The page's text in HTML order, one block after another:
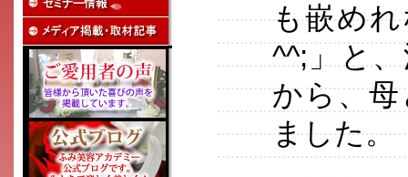
も嵌め
^^;」と
から、
ました。